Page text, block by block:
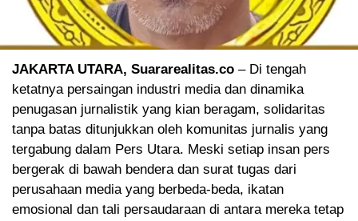
JAKARTA UTARA, Suararealitas.co – Di tengah
ketatnya persaingan industri media dan dinamika
penugasan jurnalistik yang kian beragam, solidaritas
tanpa batas ditunjukkan oleh komunitas jurnalis yang
tergabung dalam Pers Utara. Meski setiap insan pers
bergerak di bawah bendera dan surat tugas dari
perusahaan media yang berbeda-beda, ikatan
emosional dan tali persaudaraan di antara mereka tetap